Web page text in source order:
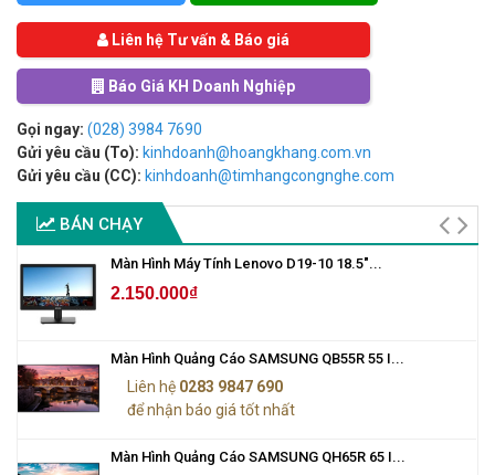
Liên hệ Tư vấn & Báo giá
Báo Giá KH Doanh Nghiệp
Gọi ngay: (028) 3984 7690
Gửi yêu cầu (To): kinhdoanh@hoangkhang.com.vn
Gửi yêu cầu (CC): kinhdoanh@timhangcongnghe.com
BÁN CHẠY
Màn Hình Máy Tính Lenovo D19-10 18.5"...
2.150.000₫
Màn Hình Quảng Cáo SAMSUNG QB55R 55 I...
Liên hệ 0283 9847 690
để nhận báo giá tốt nhất
Màn Hình Quảng Cáo SAMSUNG QH65R 65 I...